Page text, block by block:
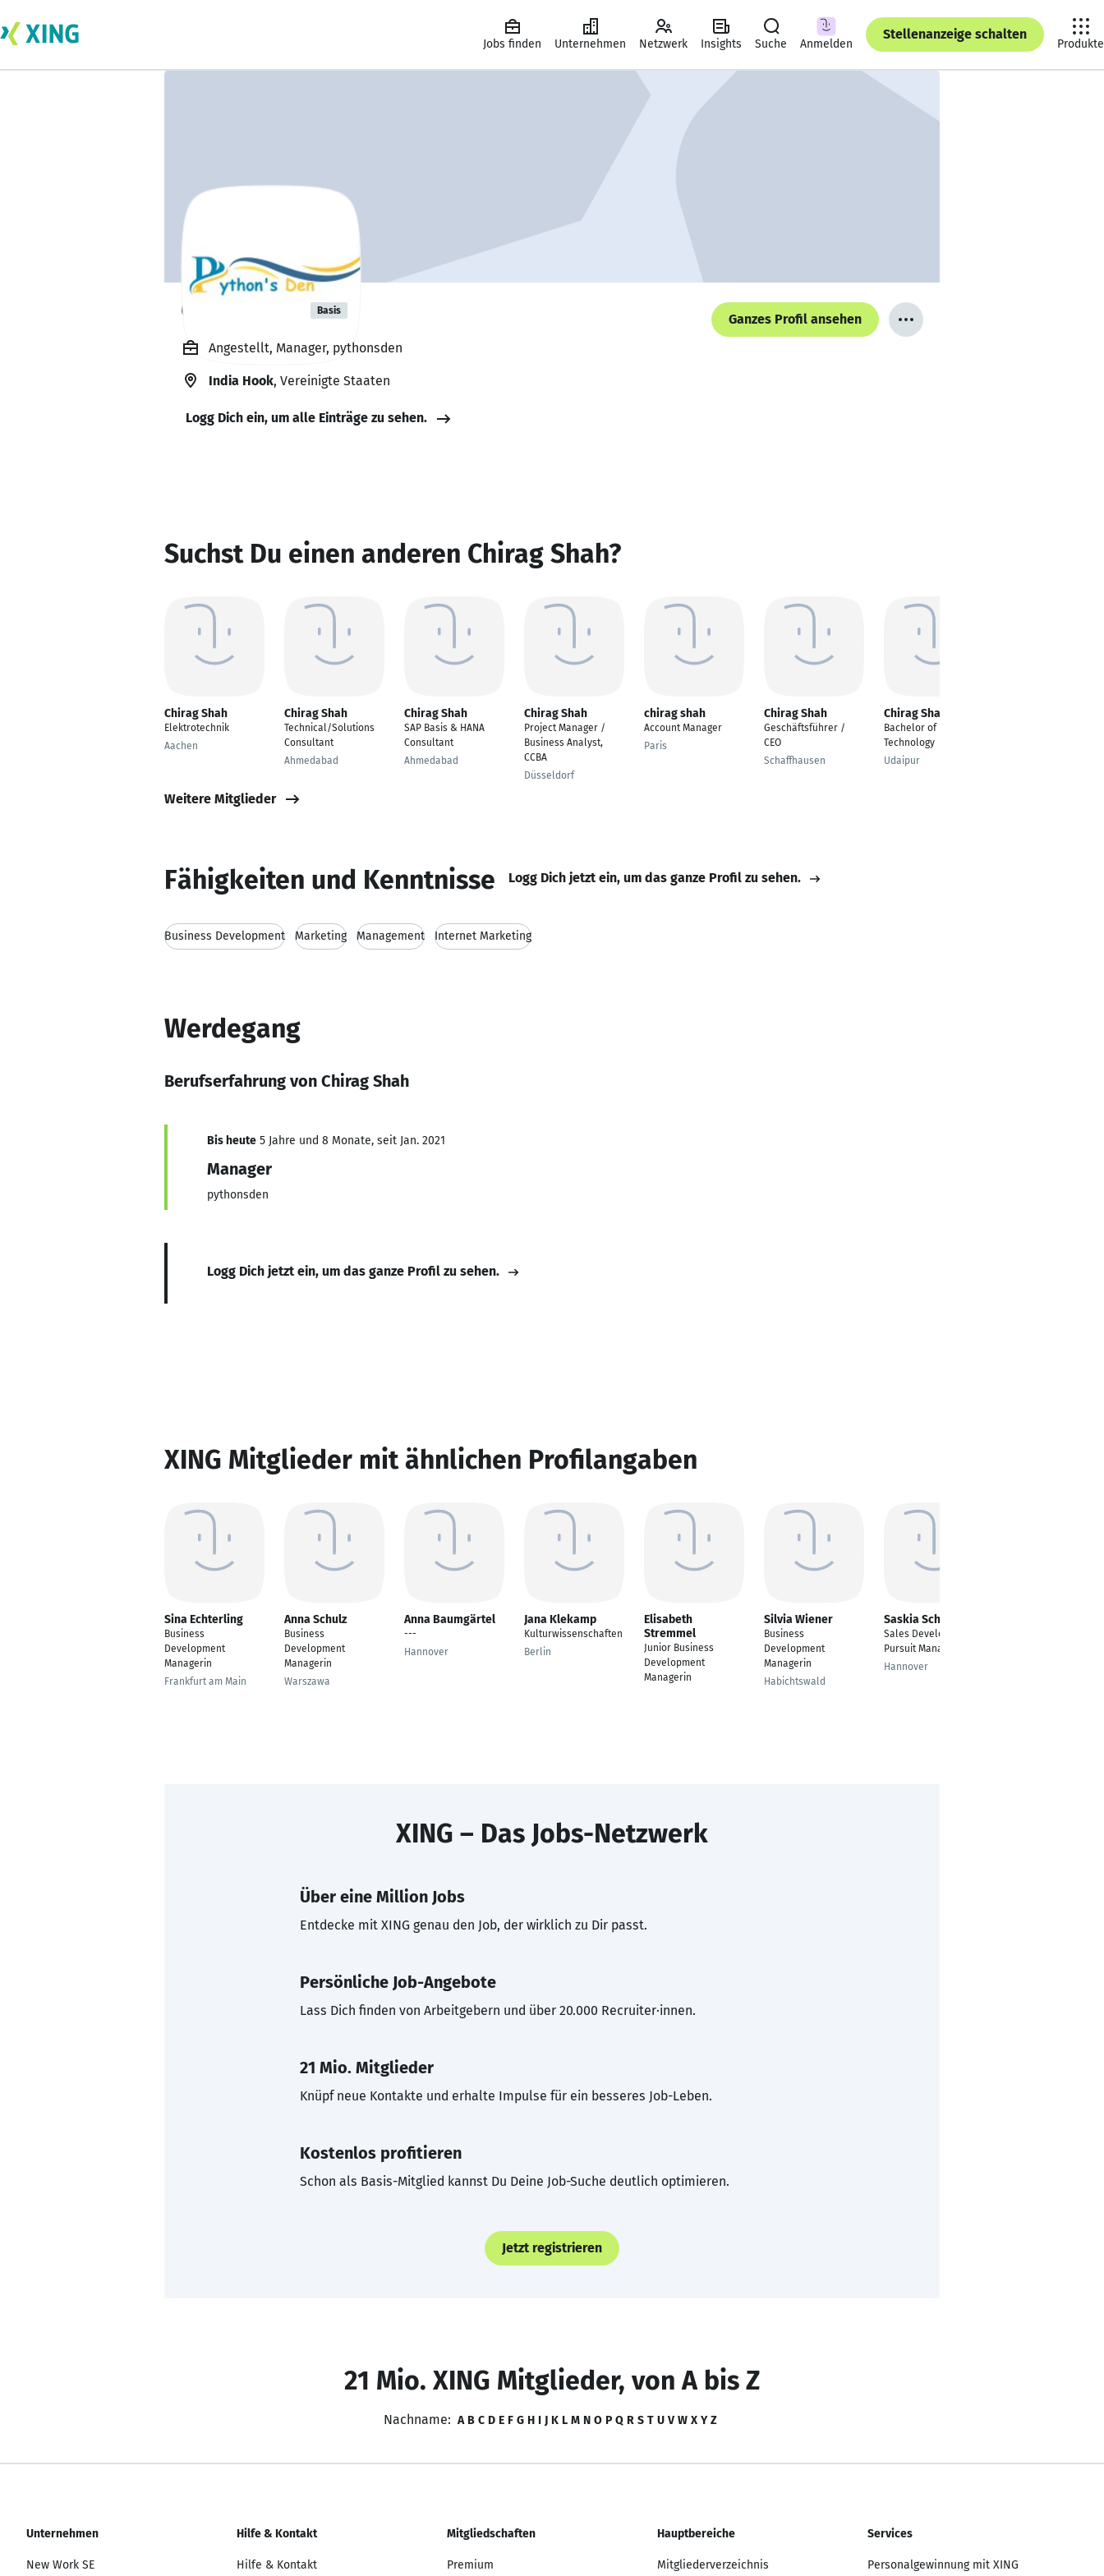
Jobs finden Unternehmen Netzwerk Insights Suche Anmelden
Stellenanzeige schalten
Produkte
Chirag Shah Basis
Ganzes Profil ansehen
Angestellt, Manager, pythonsden
India Hook, Vereinigte Staaten
Logg Dich ein, um alle Einträge zu sehen.
Suchst Du einen anderen Chirag Shah?
Chirag Shah
Elektrotechnik
Aachen
Chirag Shah
Technical/Solutions
Consultant
Ahmedabad
Chirag Shah
SAP Basis & HANA
Consultant
Ahmedabad
Chirag Shah
Project Manager /
Business Analyst,
CCBA
Düsseldorf
chirag shah
Account Manager
Paris
Chirag Shah
Geschäftsführer /
CEO
Schaffhausen
Chirag Shah
Bachelor of
Technology
Udaipur
Weitere Mitglieder
Fähigkeiten und Kenntnisse Logg Dich jetzt ein, um das ganze Profil zu sehen.
Business Development Marketing Management Internet Marketing
Werdegang
Berufserfahrung von Chirag Shah
Bis heute 5 Jahre und 8 Monate, seit Jan. 2021
Manager
pythonsden
Logg Dich jetzt ein, um das ganze Profil zu sehen.
XING Mitglieder mit ähnlichen Profilangaben
Sina Echterling
Business
Development
Managerin
Frankfurt am Main
Anna Schulz
Business
Development
Managerin
Warszawa
Anna Baumgärtel
---
Hannover
Jana Klekamp
Kulturwissenschaften
Berlin
Elisabeth
Stremmel
Junior Business
Development
Managerin
Silvia Wiener
Business
Development
Managerin
Habichtswald
Saskia Schipper
Sales Development,
Pursuit Manager
Hannover
XING – Das Jobs-Netzwerk
Über eine Million Jobs
Entdecke mit XING genau den Job, der wirklich zu Dir passt.
Persönliche Job-Angebote
Lass Dich finden von Arbeitgebern und über 20.000 Recruiter·innen.
21 Mio. Mitglieder
Knüpf neue Kontakte und erhalte Impulse für ein besseres Job-Leben.
Kostenlos profitieren
Schon als Basis-Mitglied kannst Du Deine Job-Suche deutlich optimieren.
Jetzt registrieren
21 Mio. XING Mitglieder, von A bis Z
Nachname: A B C D E F G H I J K L M N O P Q R S T U V W X Y Z
Unternehmen
New Work SE
Hilfe & Kontakt
Hilfe & Kontakt
Mitgliedschaften
Premium
Hauptbereiche
Mitgliederverzeichnis
Services
Personalgewinnung mit XING